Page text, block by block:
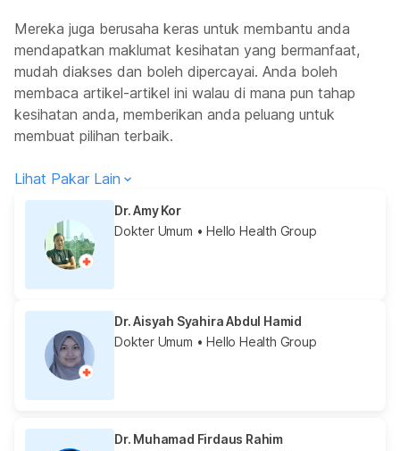
Mereka juga berusaha keras untuk membantu anda
mendapatkan maklumat kesihatan yang bermanfaat,
mudah diakses dan boleh dipercayai. Anda boleh
membaca artikel-artikel ini walau di mana pun tahap
kesihatan anda, memberikan anda peluang untuk
membuat pilihan terbaik.
Lihat Pakar Lain
Dr. Amy Kor
Dokter Umum • Hello Health Group
Dr. Aisyah Syahira Abdul Hamid
Dokter Umum • Hello Health Group
Dr. Muhamad Firdaus Rahim